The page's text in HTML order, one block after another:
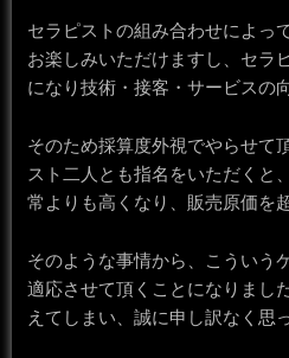
セラピストの組み合わせによっ
お楽しみいただけますし、セラ
になり技術・接客・サービスの
そのため採算度外視でやらせて
スト二人とも指名をいただくと
常よりも高くなり、販売原価を
そのような事情から、こういう
適応させて頂くことになりまし
えてしまい、誠に申し訳なく思